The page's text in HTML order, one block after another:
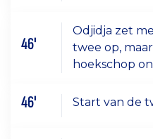
46'
Odjidja zet
twee op,
hoekschop
46' Start van de